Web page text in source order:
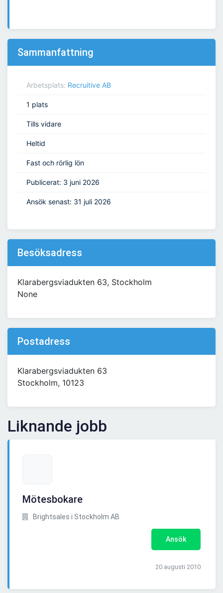
Sammanfattning
Arbetsplats: Recruitive AB
1 plats
Tills vidare
Heltid
Fast och rörlig lön
Publicerat: 3 juni 2026
Ansök senast: 31 juli 2026
Besöksadress
Klarabergsviadukten 63, Stockholm
None
Postadress
Klarabergsviadukten 63
Stockholm, 10123
Liknande jobb
Mötesbokare
Brightsales i Stockholm AB
Ansök
20 augusti 2010